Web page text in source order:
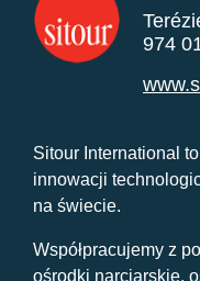
974
Sitour International
innowacji
na świecie.
Współpracujemy z
ośrodki narciarskie,